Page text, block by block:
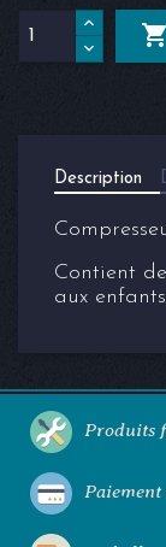

Description
Contient
aux
Produits
Paiement